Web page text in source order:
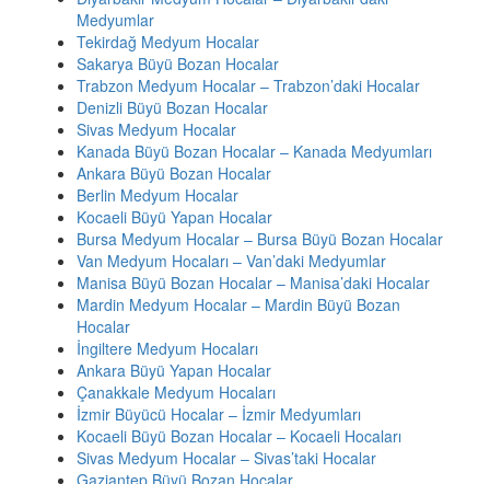
Medyumlar
Tekirdağ Medyum Hocalar
Sakarya Büyü Bozan Hocalar
Trabzon Medyum Hocalar – Trabzon’daki Hocalar
Denizli Büyü Bozan Hocalar
Sivas Medyum Hocalar
Kanada Büyü Bozan Hocalar – Kanada Medyumları
Ankara Büyü Bozan Hocalar
Berlin Medyum Hocalar
Kocaeli Büyü Yapan Hocalar
Bursa Medyum Hocalar – Bursa Büyü Bozan Hocalar
Van Medyum Hocaları – Van’daki Medyumlar
Manisa Büyü Bozan Hocalar – Manisa’daki Hocalar
Mardin Medyum Hocalar – Mardin Büyü Bozan
Hocalar
İngiltere Medyum Hocaları
Ankara Büyü Yapan Hocalar
Çanakkale Medyum Hocaları
İzmir Büyücü Hocalar – İzmir Medyumları
Kocaeli Büyü Bozan Hocalar – Kocaeli Hocaları
Sivas Medyum Hocalar – Sivas’taki Hocalar
Gaziantep Büyü Bozan Hocalar